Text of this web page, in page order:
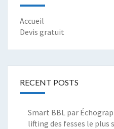
Accueil
Devis gratuit
RECENT POSTS
Smart BBL par
lifting des fesses le plus